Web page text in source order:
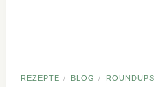
REZEPTE / BLOG / ROUNDUPS